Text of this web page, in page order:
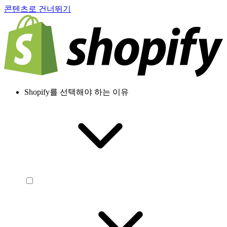
콘텐츠로 건너뛰기
Shopify를 선택해야 하는 이유